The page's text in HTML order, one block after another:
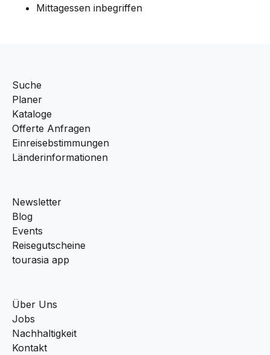
Mittagessen inbegriffen
Suche
Planer
Kataloge
Offerte Anfragen
Einreisebstimmungen
Länderinformationen
Newsletter
Blog
Events
Reisegutscheine
tourasia app
Über Uns
Jobs
Nachhaltigkeit
Kontakt